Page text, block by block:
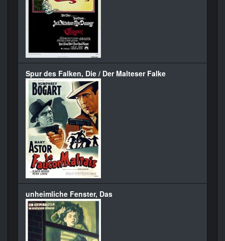
Spur des Falken, Die / Der Malteser Falke
unheimliche Fenster, Das